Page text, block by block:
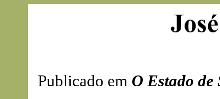
Publicado em O Estado de